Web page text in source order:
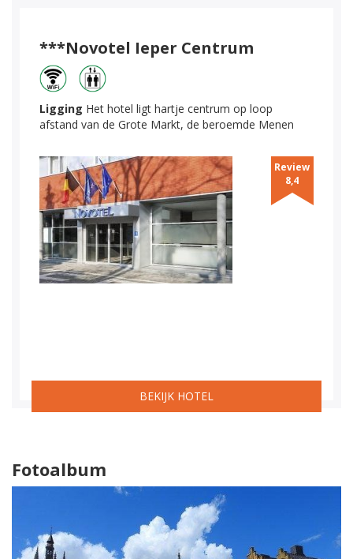
***Novotel Ieper Centrum
Ligging Het hotel ligt hartje centrum op loop
afstand van de Grote Markt, de beroemde Menen
Review
8,4
BEKIJK HOTEL
Fotoalbum